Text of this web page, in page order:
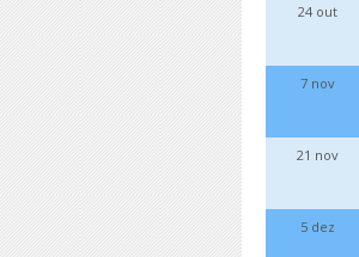
24 out
7 nov
21 nov
5 dez